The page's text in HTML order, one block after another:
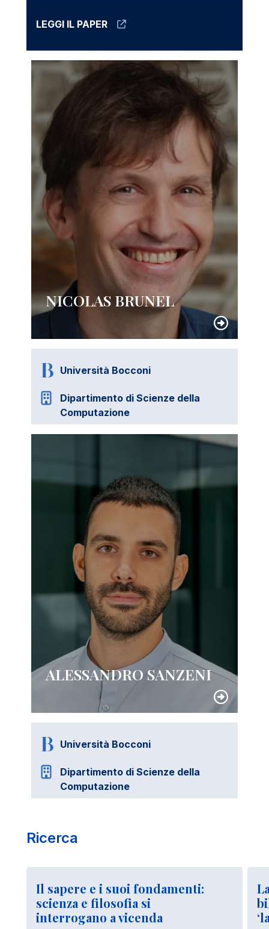
LEGGI IL PAPER
NICOLAS BRUNEL
Università Bocconi
Dipartimento di Scienze della
Computazione
ALESSANDRO SANZENI
Università Bocconi
Dipartimento di Scienze della
Computazione
Ricerca
Il sapere e i suoi fondamenti:
scienza e filosofia si
interrogano a vicenda